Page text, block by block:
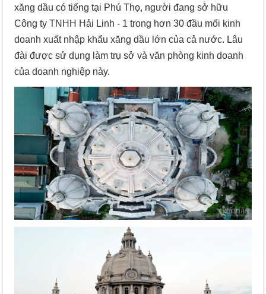
xăng dầu có tiếng tại Phú Thọ, người đang sở hữu
Công ty TNHH Hải Linh - 1 trong hơn 30 đầu mối kinh
doanh xuất nhập khẩu xăng dầu lớn của cả nước. Lâu
đài được sử dụng làm trụ sở và văn phòng kinh doanh
của doanh nghiệp này.